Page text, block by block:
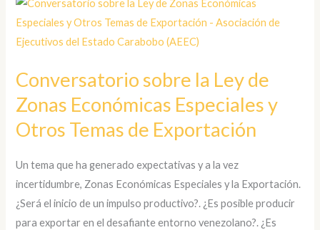
Conversatorio sobre la Ley de
Zonas Económicas Especiales y
Otros Temas de Exportación
Un tema que ha generado expectativas y a la vez
incertidumbre, Zonas Económicas Especiales y la Exportación.
¿Será el inicio de un impulso productivo?. ¿Es posible producir
para exportar en el desafiante entorno venezolano?. ¿Es
sobre
la
de
Zonas
Especiales